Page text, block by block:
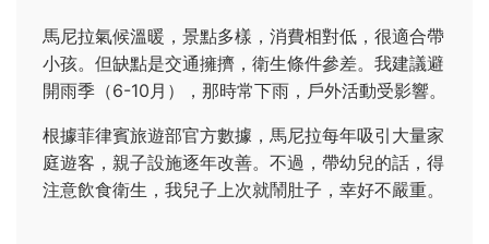
馬尼拉氣候溫暖，景點多樣，消費相對低，很適合帶
小孩。但缺點是交通擁擠，衛生條件參差。我建議避
開雨季（6-10月），那時常下雨，戶外活動受影響。
根據菲律賓旅遊部官方數據，馬尼拉每年吸引大量家
庭遊客，親子設施逐年改善。不過，帶幼兒的話，得
注意飲食衛生，我兒子上次就鬧肚子，幸好不嚴重。